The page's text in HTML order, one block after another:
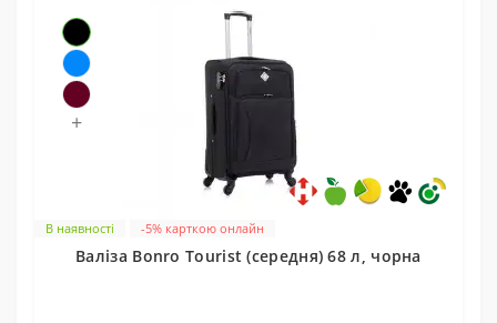
В наявності
+
-5% карткою онлайн
Валіза Bonro Tourist (середня) 68 л, чорна